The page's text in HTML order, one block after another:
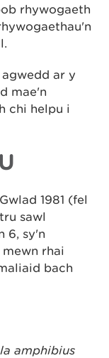
rhywogaeth
ar y
mae'n
chi helpu i
1981 (fel
sawl
6, sy'n
rhai
bach
amphibius